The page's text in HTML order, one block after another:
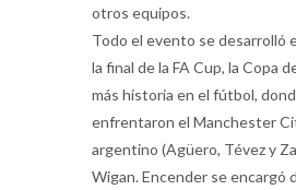
otros equipos.
Todo el evento se desarrolló
la final de la FA Cup, la Copa
más historia en el fútbol,
enfrentaron el Manchester
argentino (Agüero, Tévez y
Wigan. Encender se encargó